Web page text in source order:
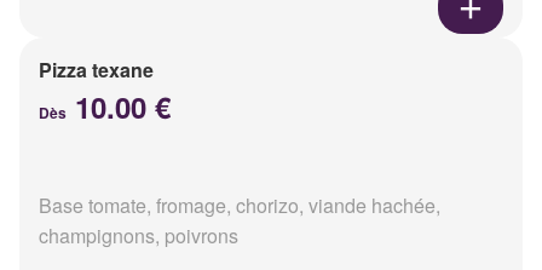
Pizza texane
Dès 10.00 €
Base tomate, fromage, chorizo, viande hachée,
champignons, poivrons